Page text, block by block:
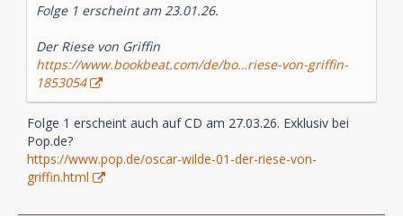
Folge 1 erscheint am 23.01.26.
Der Riese von Griffin
https://www.bookbeat.com/de/bo…riese-von-griffin-
1853054
Folge 1 erscheint auch auf CD am 27.03.26. Exklusiv bei
Pop.de?
https://www.pop.de/oscar-wilde-01-der-riese-von-
griffin.html